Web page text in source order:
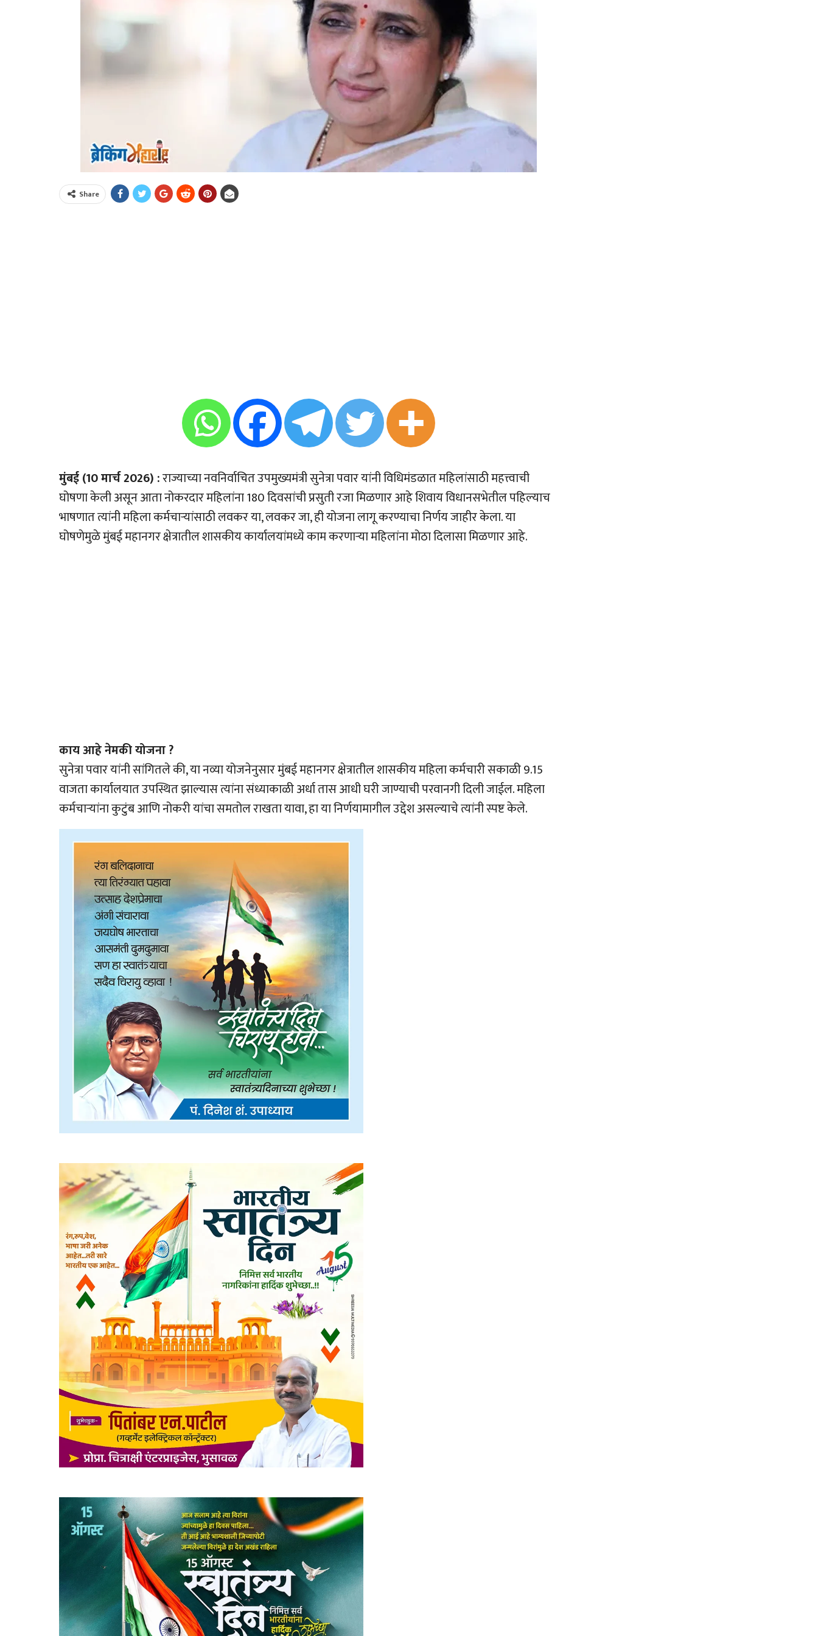
Share
मुंबई (10 मार्च 2026) :राज्याच्या नवनिर्वाचित उपमुख्यमंत्री सुनेत्रा पवार यांनी विधिमंडळात महिलांसाठी महत्त्वाची
घोषणा केली असून आता नोकरदार महिलांना 180 दिवसांची प्रसुती रजा मिळणार आहे शिवाय विधानसभेतील पहिल्याच
भाषणात त्यांनी महिला कर्मचार्‍यांसाठी लवकर या, लवकर जा, ही योजना लागू करण्याचा निर्णय जाहीर केला. या
घोषणेमुळे मुंबई महानगर क्षेत्रातील शासकीय कार्यालयांमध्ये काम करणार्‍या महिलांना मोठा दिलासा मिळणार आहे.
काय आहे नेमकी योजना ?
सुनेत्रा पवार यांनी सांगितले की, या नव्या योजनेनुसार मुंबई महानगर क्षेत्रातील शासकीय महिला कर्मचारी सकाळी 9.15
वाजता कार्यालयात उपस्थित झाल्यास त्यांना संध्याकाळी अर्धा तास आधी घरी जाण्याची परवानगी दिली जाईल. महिला
कर्मचार्‍यांना कुटुंब आणि नोकरी यांचा समतोल राखता यावा, हा या निर्णयामागील उद्देश असल्याचे त्यांनी स्पष्ट केले.